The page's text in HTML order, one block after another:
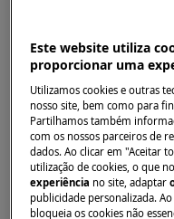
Solução
Antes de qualquer
desligue o aparelho
Sempre tome
os aparelhos
para movê-los.
Este website utiliza
proporcionar uma
Utilizamos cookies e outras
nosso site, bem como para
Partilhamos também
com os nossos parceiros de
dados. Ao clicar em "Aceitar
utilização de cookies, o que
experiência no site, adaptar
publicidade personalizada.
bloqueia os cookies não